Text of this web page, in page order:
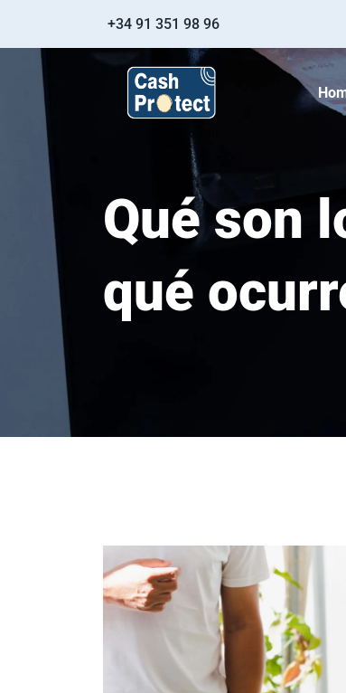
+34 91 351 98 96
Qué son
qué